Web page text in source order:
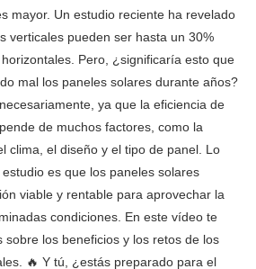
mayor. Un estudio reciente ha revelado
verticales pueden ser hasta un 30%
Pero, ¿significaría esto que
mal los paneles solares durante años?
ya que la eficiencia de
de muchos factores, como la
clima, el diseño y el tipo de panel. Lo
es que los paneles solares
viable y rentable para aprovechar la
condiciones. En este vídeo te
sobre los beneficios y los retos de los
🔥 Y tú, ¿estás preparado para el